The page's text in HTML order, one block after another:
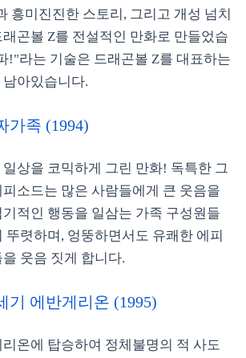
흥미진진한 스토리, 그리고 개성 넘치
곤볼 Z를 전설적인 만화로 만들었습
!"라는 기술은 드래곤볼 Z를 대표하는
아있습니다.
가족 (1994)
상을 코믹하게 그린 만화! 독특한 그
소드는 많은 사람들에게 큰 웃음을
적인 행동을 일삼는 가족 구성원들
뚜렷하며, 엉뚱하면서도 유쾌한 에피
웃음 짓게 합니다.
기 에반게리온 (1995)
온에 탑승하여 정체불명의 적 사도